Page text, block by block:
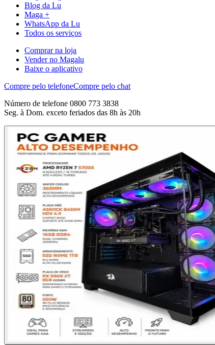
Blog da Lu
Maga +
WhatsApp da Lu
Todos os serviços
Comprar na loja
Vender no Magalu
Baixe o aplicativo
Compre pelo telefoneCompre pelo chat
Número de telefone 0800 773 3838
Seg. à Dom. exceto feriados das 8h às 20h